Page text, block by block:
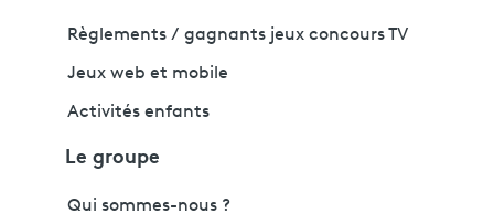
Règlements / gagnants jeux concours TV
Jeux web et mobile
Activités enfants
Le groupe
Qui sommes-nous ?